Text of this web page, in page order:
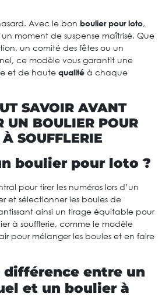
Avec le bon boulier pour loto,
moment de suspense maîtrisé. Que
un comité des fêtes ou un
ce modèle vous garantit une
et de haute qualité à chaque
SAVOIR AVANT
UN BOULIER POUR
SOUFFLERIE
boulier pour loto ?
pour tirer les numéros lors d’un
et sélectionner les boules de
ainsi un tirage équitable pour
à soufflerie, comme le modèle
pour mélanger les boules et en faire
différence entre un
et un boulier à